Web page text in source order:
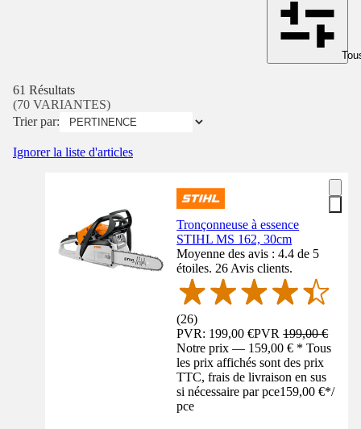
61 Résultats
(70 VARIANTES)
Trier par:
Ignorer la liste d'articles
Tronçonneuse à essence
STIHL MS 162, 30cm
Moyenne des avis : 4.4 de 5
étoiles. 26 Avis clients.
(26)
PVR: 199,00 €PVR199,00 €
Notre prix — 159,00 € * Tous
les prix affichés sont des prix
TTC, frais de livraison en sus
si nécessaire par pce159,00 €*/
pce